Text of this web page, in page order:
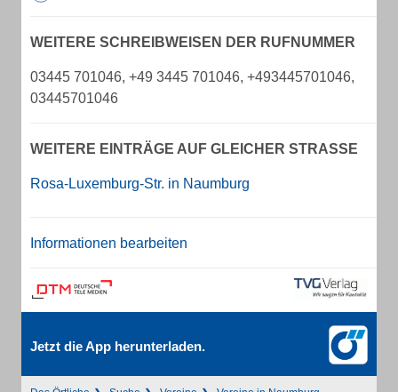
WEITERE SCHREIBWEISEN DER RUFNUMMER
03445 701046, +49 3445 701046, +493445701046,
03445701046
WEITERE EINTRÄGE AUF GLEICHER STRASSE
Rosa-Luxemburg-Str. in Naumburg
Informationen bearbeiten
Jetzt die App herunterladen.